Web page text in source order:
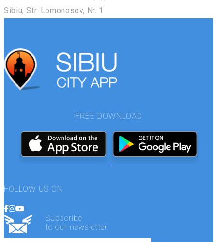
Sibiu, Str. Lomonosov, Nr. 1
FREE DOWNLOAD
FOLLOW US ON
Subscribe
to our newsletter